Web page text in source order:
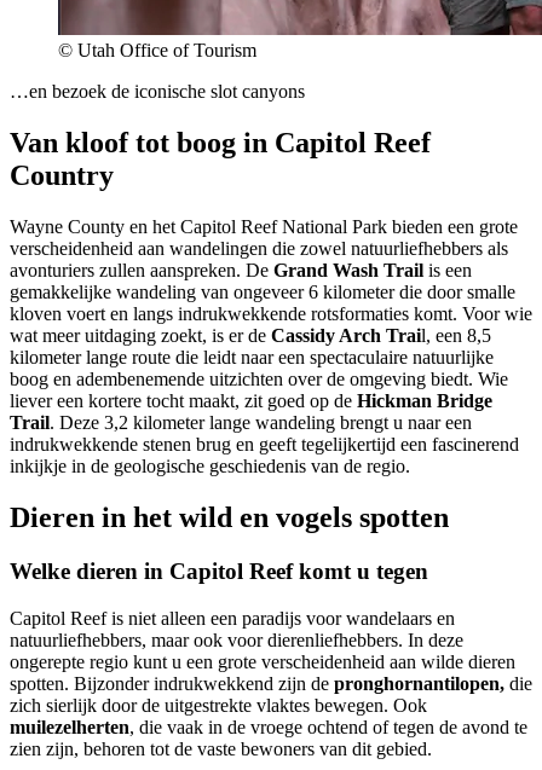
© Utah Office of Tourism
…en bezoek de iconische slot canyons
Van kloof tot boog in Capitol Reef
Country
Wayne County en het Capitol Reef National Park bieden een grote
verscheidenheid aan wandelingen die zowel natuurliefhebbers als
avonturiers zullen aanspreken. De Grand Wash Trail is een
gemakkelijke wandeling van ongeveer 6 kilometer die door smalle
kloven voert en langs indrukwekkende rotsformaties komt. Voor wie
wat meer uitdaging zoekt, is er de Cassidy Arch Trail, een 8,5
kilometer lange route die leidt naar een spectaculaire natuurlijke
boog en adembenemende uitzichten over de omgeving biedt. Wie
liever een kortere tocht maakt, zit goed op de Hickman Bridge
Trail. Deze 3,2 kilometer lange wandeling brengt u naar een
indrukwekkende stenen brug en geeft tegelijkertijd een fascinerend
inkijkje in de geologische geschiedenis van de regio.
Dieren in het wild en vogels spotten
Welke dieren in Capitol Reef komt u tegen
Capitol Reef is niet alleen een paradijs voor wandelaars en
natuurliefhebbers, maar ook voor dierenliefhebbers. In deze
ongerepte regio kunt u een grote verscheidenheid aan wilde dieren
spotten. Bijzonder indrukwekkend zijn de pronghornantilopen, die
zich sierlijk door de uitgestrekte vlaktes bewegen. Ook
muilezelherten, die vaak in de vroege ochtend of tegen de avond te
zien zijn, behoren tot de vaste bewoners van dit gebied.